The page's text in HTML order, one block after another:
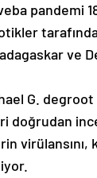
pandemi
ve
G.